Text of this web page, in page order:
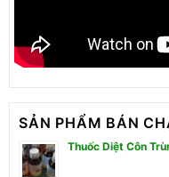
SẢN PHẨM BÁN
Thuốc Diệt Côn